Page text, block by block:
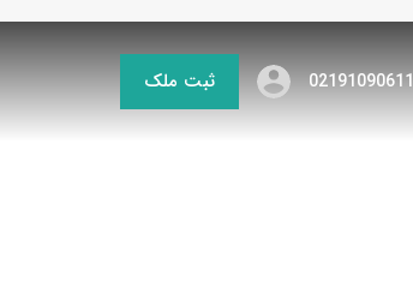
02191090611 ثبت ملک